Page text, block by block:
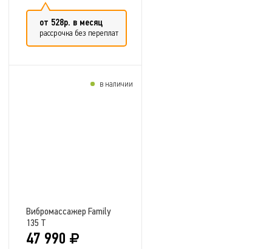
от 528р. в месяц
рассрочка без переплат
Вибромассажер Family
135 T
47 990
в наличии